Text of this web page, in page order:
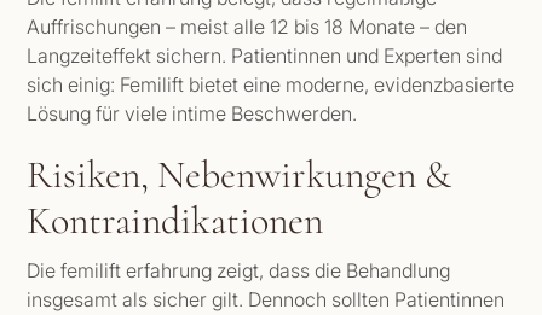
Auffrischungen – meist alle 12 bis 18 Monate – den
Langzeiteffekt sichern. Patientinnen und Experten sind
sich einig: Femilift bietet eine moderne, evidenzbasierte
Lösung für viele intime Beschwerden.
Risiken, Nebenwirkungen &
Kontraindikationen
Die femilift erfahrung zeigt, dass die Behandlung
insgesamt als sicher gilt. Dennoch sollten Patientinnen